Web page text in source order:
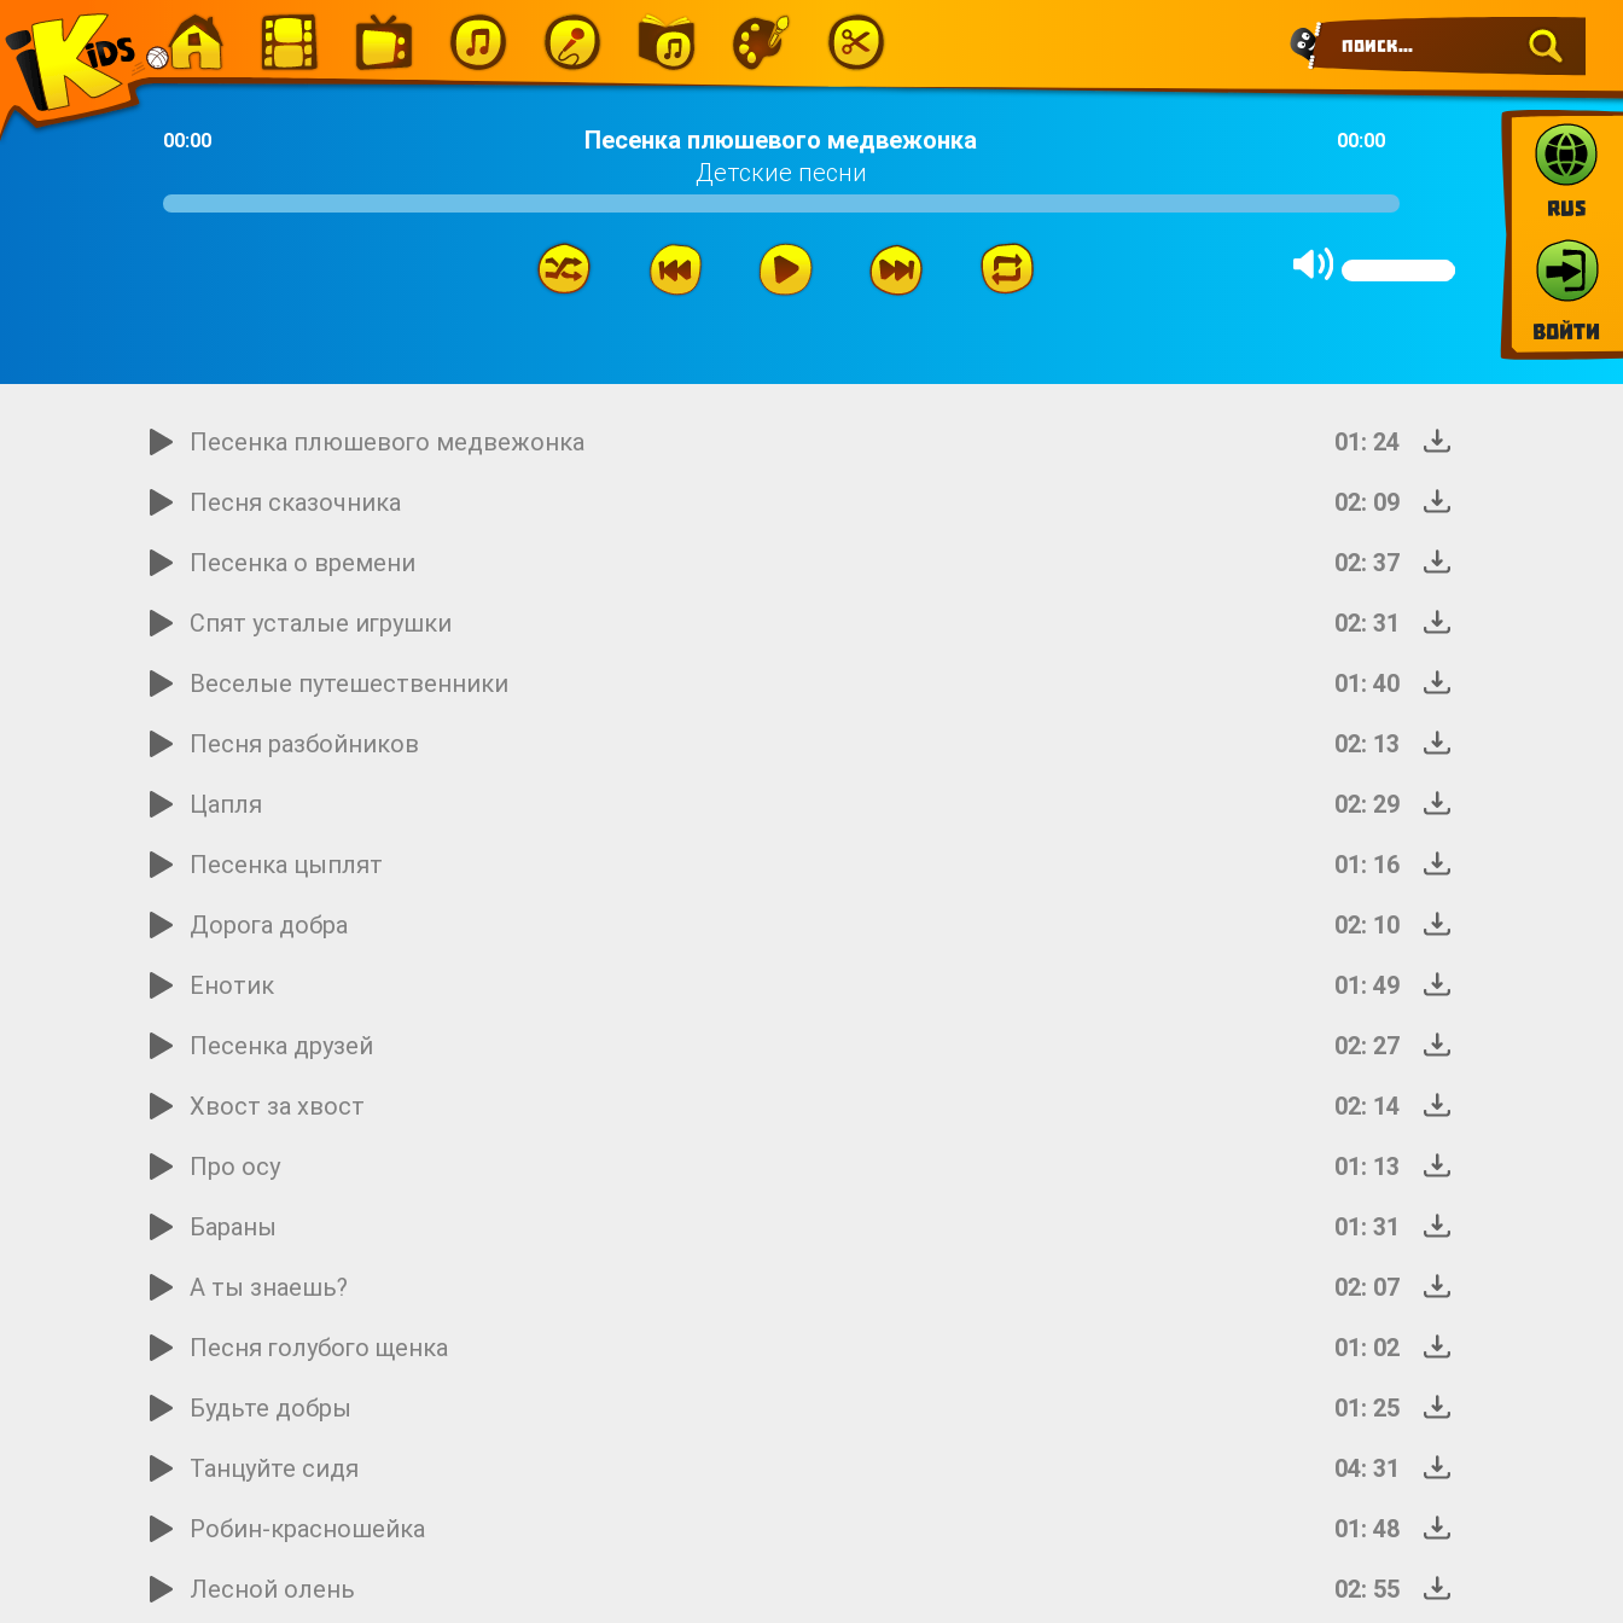
RUS
Войти
00:00
Песенка плюшевого медвежонка
Детские песни
00:00
Песенка плюшевого медвежонка
01: 24
Песня сказочника
02: 09
Песенка о времени
02: 37
Спят усталые игрушки
02: 31
Веселые путешественники
01: 40
Песня разбойников
02: 13
Цапля
02: 29
Песенка цыплят
01: 16
Дорога добра
02: 10
Енотик
01: 49
Песенка друзей
02: 27
Хвост за хвост
02: 14
Про осу
01: 13
Бараны
01: 31
А ты знаешь?
02: 07
Песня голубого щенка
01: 02
Будьте добры
01: 25
Танцуйте сидя
04: 31
Робин-красношейка
01: 48
Лесной олень
02: 55